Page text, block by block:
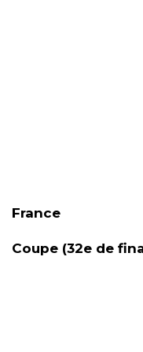
France
Coupe (32e de